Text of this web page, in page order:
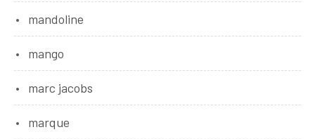
mandoline
mango
marc jacobs
marque